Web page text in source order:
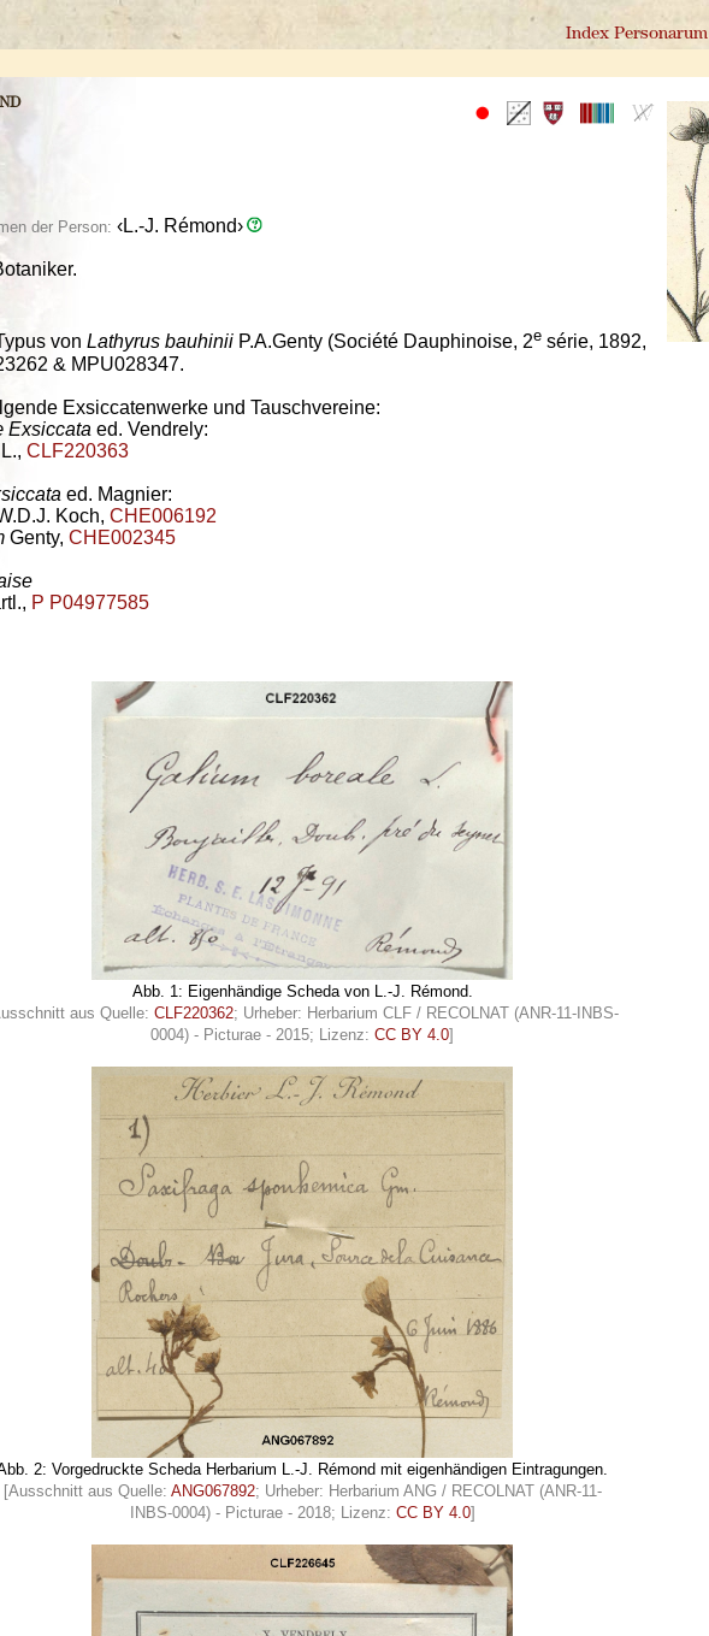
Index Personarum
der Person: ‹L.-J. Rémond›
von Lathyrus bauhinii P.A.Genty (Société Dauphinoise, 2e série, 1892,
& MPU028347.
Exsiccatenwerke und Tauschvereine:
Exsiccata ed. Vendrely:
CLF220363
ed. Magnier:
Koch, CHE006192
Genty, CHE002345
P P04977585
Abb. 1: Eigenhändige Scheda von L.-J. Rémond.
aus Quelle: CLF220362; Urheber: Herbarium CLF / RECOLNAT (ANR-11-INBS-
0004) - Picturae - 2015; Lizenz: CC BY 4.0]
2: Vorgedruckte Scheda Herbarium L.-J. Rémond mit eigenhändigen Eintragungen.
[Ausschnitt aus Quelle: ANG067892; Urheber: Herbarium ANG / RECOLNAT (ANR-11-
INBS-0004) - Picturae - 2018; Lizenz: CC BY 4.0]